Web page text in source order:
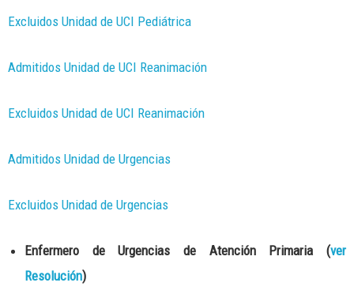
Excluidos Unidad de UCI Pediátrica
Admitidos Unidad de UCI Reanimación
Excluidos Unidad de UCI Reanimación
Admitidos Unidad de Urgencias
Excluidos Unidad de Urgencias
Enfermero de Urgencias de Atención Primaria (ver
Resolución)